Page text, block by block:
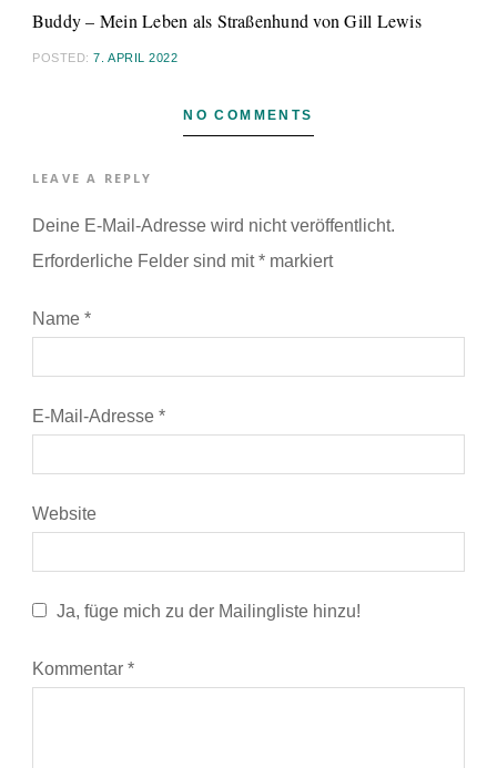
Buddy – Mein Leben als Straßenhund von Gill Lewis
POSTED:7. APRIL 2022
NO COMMENTS
LEAVE A REPLY
Deine E-Mail-Adresse wird nicht veröffentlicht.
Erforderliche Felder sind mit* markiert
Name *
E-Mail-Adresse *
Website
Ja, füge mich zu der Mailingliste hinzu!
Kommentar *